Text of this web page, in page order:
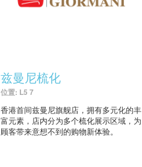
兹曼尼梳化
位置: L5 7
香港首间兹曼尼旗舰店，拥有多元化的丰
富元素，店内分为多个梳化展示区域，为
顾客带来意想不到的购物新体验。